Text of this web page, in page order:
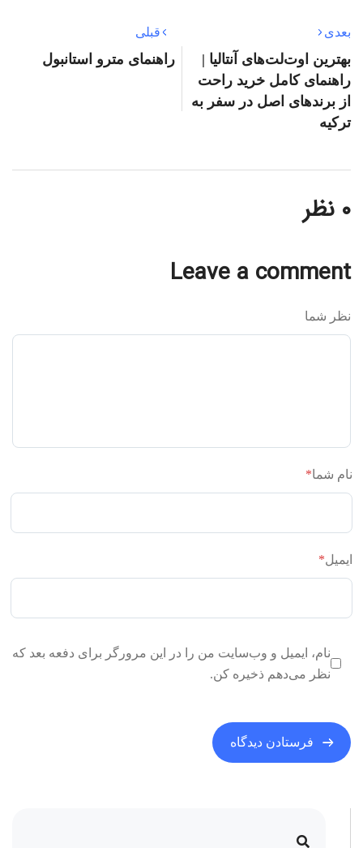
قبلی
راهنمای مترو استانبول
بعدی
بهترین اوت‌لت‌های آنتالیا |
راهنمای کامل خرید راحت
از برندهای اصل در سفر به
ترکیه
۰ نظر
Leave a comment
نظر شما
نام شما*
ایمیل*
نام، ایمیل و وب‌سایت من را در این مرورگر برای دفعه بعد که
نظر می‌دهم ذخیره کن.